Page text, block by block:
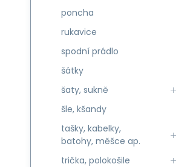
poncha
rukavice
spodní prádlo
šátky
šaty, sukně
šle, kšandy
tašky, kabelky,
batohy, měšce ap.
trička, polokošile